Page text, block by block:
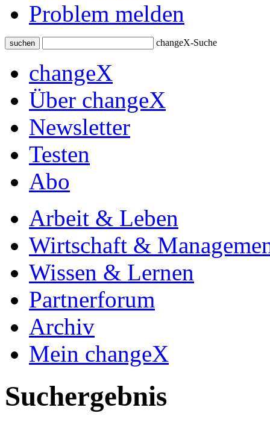
Problem melden
suchen changeX-Suche
changeX
Über changeX
Newsletter
Testen
Abo
Arbeit & Leben
Wirtschaft &
Wissen & Lernen
Partnerforum
Archiv
Mein changeX
Suchergebnis